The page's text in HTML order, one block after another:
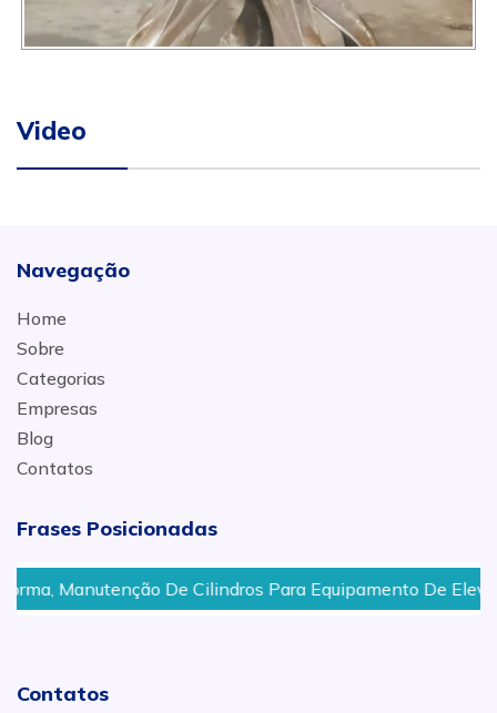
Video
Navegação
Home
Sobre
Categorias
Empresas
Blog
Contatos
Frases Posicionadas
De Cilindros Para Equipamento De Elevação,
Contatos